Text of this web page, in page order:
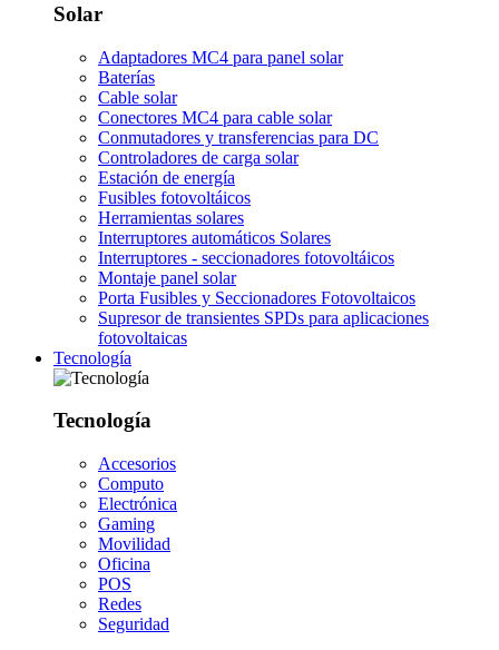
Solar
Adaptadores MC4 para panel solar
Baterías
Cable solar
Conectores MC4 para cable solar
Conmutadores y transferencias para DC
Controladores de carga solar
Estación de energía
Fusibles fotovoltáicos
Herramientas solares
Interruptores automáticos Solares
Interruptores - seccionadores fotovoltáicos
Montaje panel solar
Porta Fusibles y Seccionadores Fotovoltaicos
Supresor de transientes SPDs para aplicaciones
fotovoltaicas
Tecnología
Tecnología
Accesorios
Computo
Electrónica
Gaming
Movilidad
Oficina
POS
Redes
Seguridad